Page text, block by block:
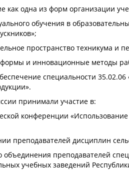
как одна из форм организации
обучения в
пространство техникума и
формы и инновационные методы
специальности
принимали участие в:
конференции
преподавателей дисциплин
объединения преподавателей
учебных заведений